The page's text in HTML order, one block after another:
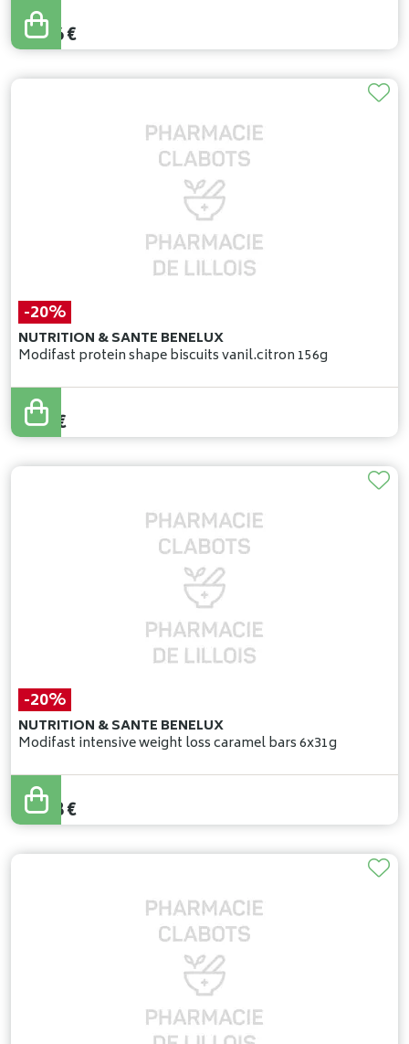
30,95
24,76€
-20%
NUTRITION & SANTE BENELUX
Modifast protein shape biscuits vanil.citron 156g
5,35€
4,28 €
-20%
NUTRITION & SANTE BENELUX
Modifast intensive weight loss caramel bars 6x31g
13,35
10,68€